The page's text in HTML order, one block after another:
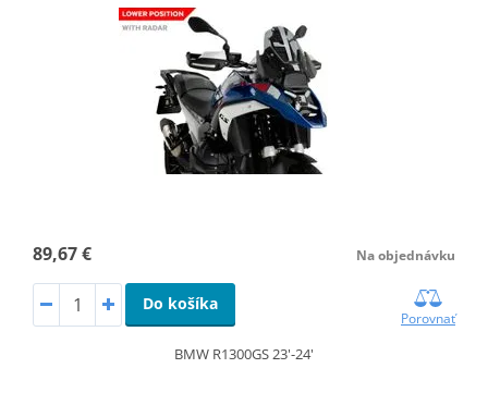
89,67 € Na objednávku
Do košíka
Porovnať
BMW R1300GS 23'-24'